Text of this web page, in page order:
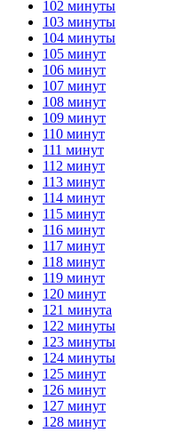
102 минуты
103 минуты
104 минуты
105 минут
106 минут
107 минут
108 минут
109 минут
110 минут
111 минут
112 минут
113 минут
114 минут
115 минут
116 минут
117 минут
118 минут
119 минут
120 минут
121 минута
122 минуты
123 минуты
124 минуты
125 минут
126 минут
127 минут
128 минут